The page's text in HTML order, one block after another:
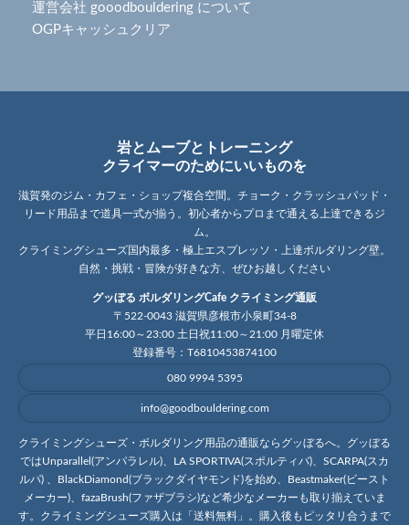
運営会社 gooodbouldering について
OGPキャッシュクリア
岩とムーブとトレーニング
クライマーのためにいいものを
滋賀発のジム・カフェ・ショップ複合空間。チョーク・クラッシュパッド・
リード用品まで道具一式が揃う。初心者からプロまで通える上達できるジ
ム。
クライミングシューズ国内最多・極上エスプレッソ・上達ボルダリング壁。
自然・挑戦・冒険が好きな方、ぜひお越しください
グッぼる ボルダリングCafe クライミング通販
〒522-0043 滋賀県彦根市小泉町34-8
平日16:00～23:00 土日祝11:00～21:00 月曜定休
登録番号：T6810453874100
080 9994 5395
info@goodbouldering.com
クライミングシューズ・ボルダリング用品の通販ならグッぼるへ。グッぼる
ではUnparallel(アンパラレル)、LA SPORTIVA(スポルティバ)、SCARPA(スカ
ルパ) 、BlackDiamond(ブラックダイヤモンド)を始め、Beastmaker(ビースト
メーカー)、fazaBrush(ファザブラシ)など希少なメーカーも取り揃えていま
す。クライミングシューズ購入は「送料無料」。購入後もピッタリ合うまで